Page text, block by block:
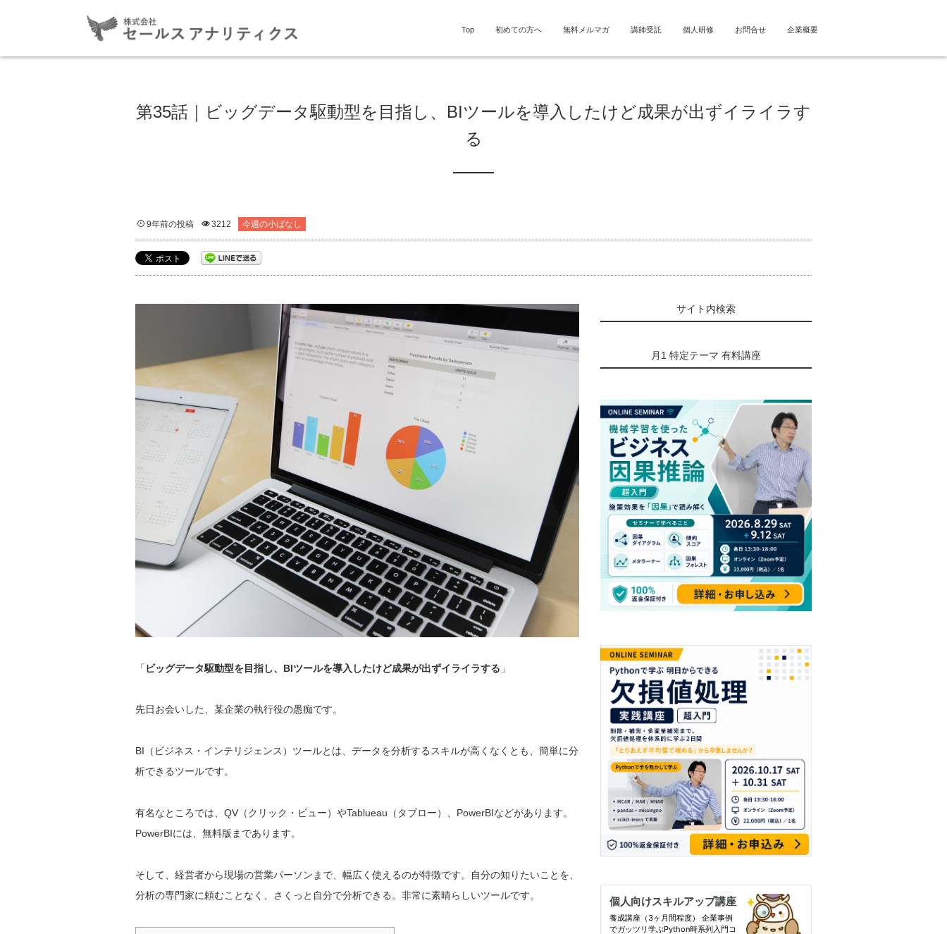
Top 初めての方へ 無料メルマガ 講師受託 個人研修 お問合せ 企業概要
第35話｜ビッグデータ駆動型を目指し、BIツールを導入したけど成果が出ずイライラす
る
9年前の投稿 3212 今週の小ばなし
「ビッグデータ駆動型を目指し、BIツールを導入したけど成果が出ずイライラする 」
先日お会いした、某企業の執行役の愚痴です。
BI（ビジネス・インテリジェンス）ツールとは、データを分析するスキルが高くなくとも、簡単に分
析できるツールです。
有名なところでは、QV（クリック・ビュー）やTablueau（タブロー）、PowerBIなどがあります。
PowerBIには、無料版まであります。
そして、経営者から現場の営業パーソンまで、幅広く使えるのが特徴です。自分の知りたいことを、
分析の専門家に頼むことなく、さくっと自分で分析できる。非常に素晴らしいツールです。
サイト内検索
月1 特定テーマ 有料講座